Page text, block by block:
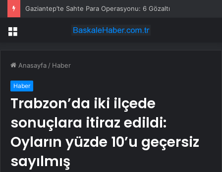
Gaziantep’te Sahte Para Operasyonu: 6 Gözaltı
Menü
Anasayfa / Haber
Haber
Trabzon’da iki ilçede
sonuçlara itiraz edildi:
Oyların yüzde 10’u geçersiz
sayılmış